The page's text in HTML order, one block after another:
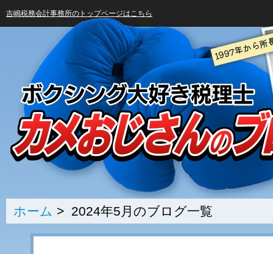
吉嶋税務会計事務所のトップページはこちら
ホーム > 2024年5月のブログ一覧